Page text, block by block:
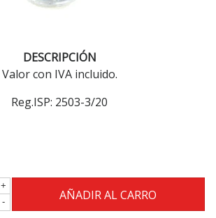
DESCRIPCIÓN
Valor con IVA incluido.
Reg.ISP: 2503-3/20
+
-